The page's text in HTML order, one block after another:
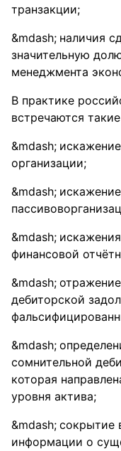
транзакции;
наличия
значительную
менеджмента
В практике
встречаются
организации;
финансовой
дебиторской
сомнительной
которая
уровня актива;
сокрытие
информации о